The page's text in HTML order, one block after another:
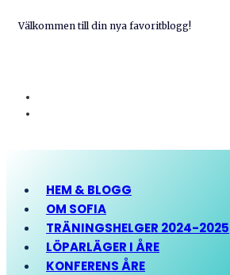
Välkommen till din nya favoritblogg!
HEM & BLOGG
OM SOFIA
TRÄNINGSHELGER 2024-2025
LÖPARLÄGER I ÅRE
KONFERENS ÅRE